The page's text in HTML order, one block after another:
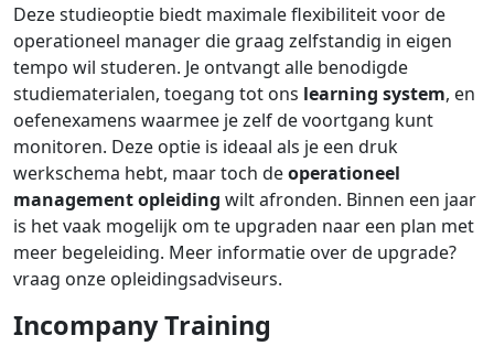
Deze studieoptie biedt maximale flexibiliteit voor de
operationeel manager die graag zelfstandig in eigen
tempo wil studeren. Je ontvangt alle benodigde
studiematerialen, toegang tot ons learning system, en
oefenexamens waarmee je zelf de voortgang kunt
monitoren. Deze optie is ideaal als je een druk
werkschema hebt, maar toch deoperationeel
management opleiding wilt afronden. Binnen een jaar
is het vaak mogelijk om te upgraden naar een plan met
meer begeleiding. Meer informatie over de upgrade?
vraag onze opleidingsadviseurs.
Incompany Training